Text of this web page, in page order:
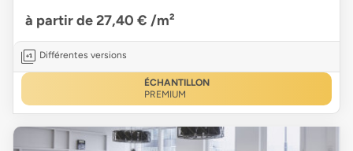
à partir de 27,40 € /m²
Différentes versions
ÉCHANTILLON
PREMIUM